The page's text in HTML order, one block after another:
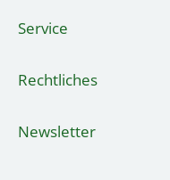
Service
Rechtliches
Newsletter